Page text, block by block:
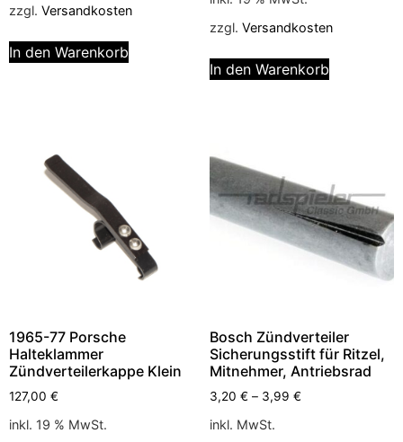
zzgl. Versandkosten
In den Warenkorb
zzgl. Versandkosten
In den Warenkorb
1965-77 Porsche
Halteklammer
Zündverteilerkappe Klein
127,00 €
inkl. 19 % MwSt.
Bosch Zündverteiler
Sicherungsstift für Ritzel,
Mitnehmer, Antriebsrad
3,20 € – 3,99 €
inkl. MwSt.